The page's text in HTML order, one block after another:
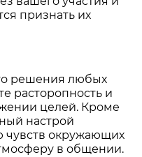
признать их
решения любых
расторопность и
целей. Кроме
настрой
чувств окружающих
в общении.